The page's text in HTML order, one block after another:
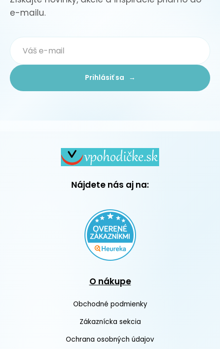
e-mailu.
Prihlásiť sa →
Nájdete nás aj na:
O nákupe
Obchodné podmienky
Zákaznícka sekcia
Ochrana osobných údajov